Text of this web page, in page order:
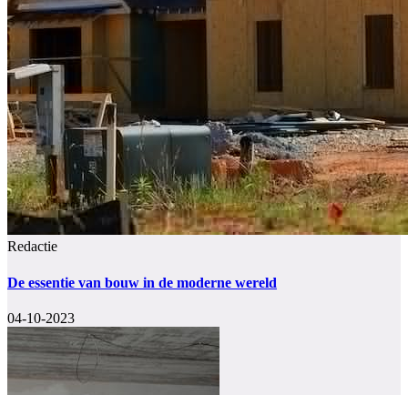
Redactie
De essentie van bouw in de moderne wereld
04-10-2023